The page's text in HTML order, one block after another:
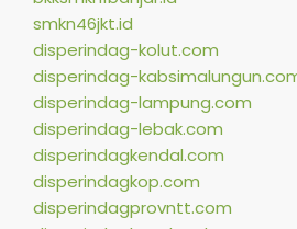
smkn46jkt.id
disperindag-kolut.com
disperindag-
disperindag-lampung.com
disperindag-lebak.com
disperindagkendal.com
disperindagkop.com
disperindagprovntt.com